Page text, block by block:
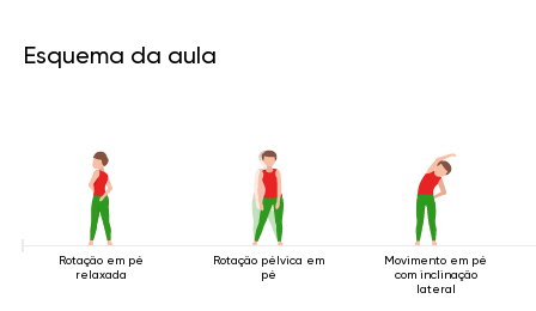
Esquema da aula
Rotação em pé
relaxada
Rotação pélvica em
pé
Movimento em pé
com inclinação
lateral